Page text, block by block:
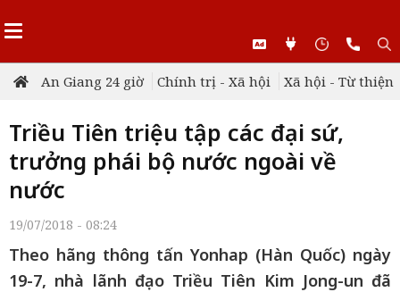
An Giang 24 giờ Chính trị - Xã hội Xã hội - Từ thiện
Triều Tiên triệu tập các đại sứ,
trưởng phái bộ nước ngoài về
nước
19/07/2018 - 08:24
Theo hãng thông tấn Yonhap (Hàn Quốc) ngày
19-7, nhà lãnh đạo Triều Tiên Kim Jong-un đã